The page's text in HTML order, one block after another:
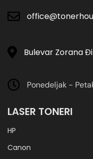
Bulevar Zorana
Ponedeljak -
LASER TONERI
HP
Canon